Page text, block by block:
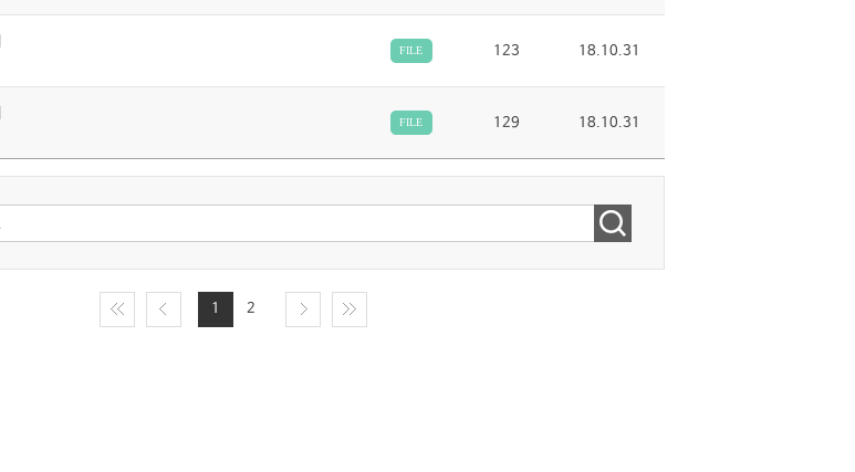
FILE 123 18.10.31
FILE 129 18.10.31
1 2